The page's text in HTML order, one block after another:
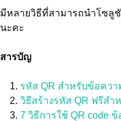
มีหลายวิธีที่สามารถนำโซลูชั
นะคะ
สารบัญ
รหัส QR สำหรับข้อคว
วิธีสร้างรหัส QR ฟรีส
7 วิธีการใช้ QR code